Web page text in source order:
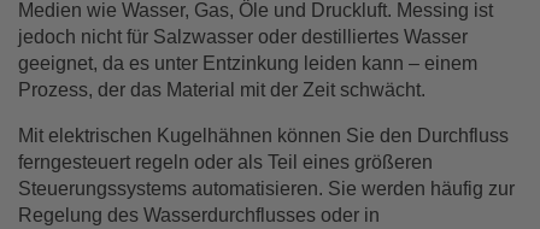
Medien wie Wasser, Gas, Öle und Druckluft. Messing ist
jedoch nicht für Salzwasser oder destilliertes Wasser
geeignet, da es unter Entzinkung leiden kann – einem
Prozess, der das Material mit der Zeit schwächt.
Mit elektrischen Kugelhähnen können Sie den Durchfluss
ferngesteuert regeln oder als Teil eines größeren
Steuerungssystems automatisieren. Sie werden häufig zur
Regelung des Wasserdurchflusses oder in